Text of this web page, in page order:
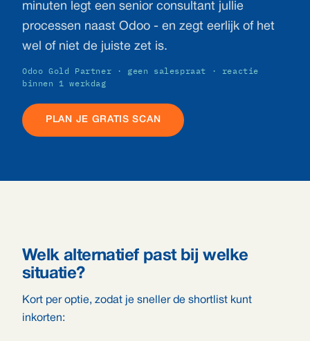
minuten legt een senior consultant jullie
processen naast Odoo - en zegt eerlijk of het
wel of niet de juiste zet is.
Odoo Gold Partner · geen salespraat · reactie
binnen 1 werkdag
PLAN JE GRATIS SCAN
Welk alternatief past bij welke
situatie?
Kort per optie, zodat je sneller de shortlist kunt
inkorten: